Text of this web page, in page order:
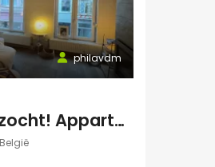
philavdm
Huisgenootje gezocht! Appartement aan het Marnixplein, Antwerpen Zuid